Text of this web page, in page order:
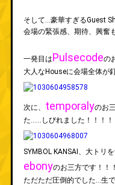
そして…豪華すぎるGuest
会場の緊張感、期待、興奮
一発目はPulsecodeの
大人なHouseに会場全体が
次に、 temporalyのお
た……しびれました！！！！
SYMBOL KANSAI、大トリ
ebonyのお三方です！！！
ただただ圧倒的でした…生